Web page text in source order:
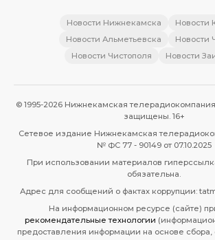
Новости Нижнекамска
Новости
Новости Альметьевска
Новости
Новости Чистополя
Новости
© 1995-2026 Нижнекамская
защищены. 16+
Сетевое издание Нижнекамская
№ ФС 77 - 90149 от 07.10.2025
При использовании материалов
обязательна.
Адрес для сообщений о фактах коррупции:
На информационном ресурсе (сайте)
рекомендательные технологии
предоставления информации на основе